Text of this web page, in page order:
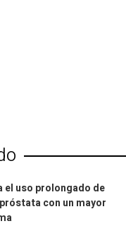
el uso prolongado de
con un mayor